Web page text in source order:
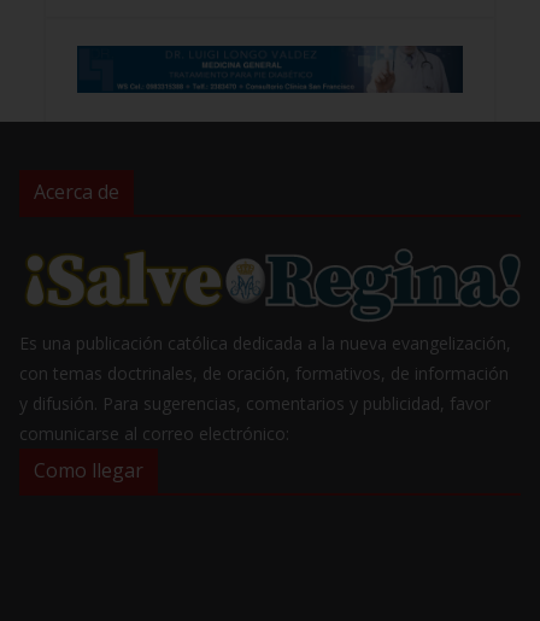
Acerca de
Es una publicación católica dedicada a la nueva evangelización,
con temas doctrinales, de oración, formativos, de información
y difusión. Para sugerencias, comentarios y publicidad, favor
comunicarse al correo electrónico:
Como llegar